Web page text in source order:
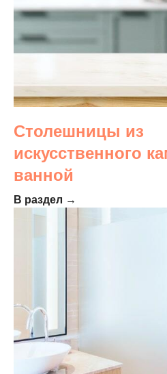
Столешницы из
искусственного
ванной
В раздел →